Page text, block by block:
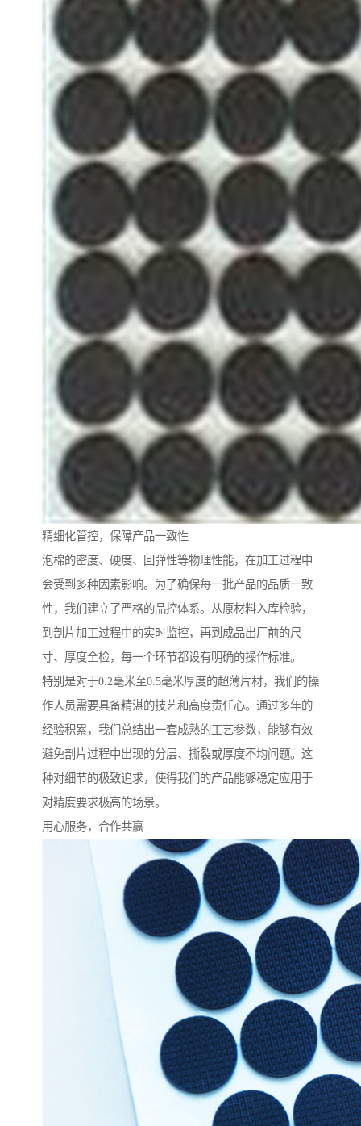
精细化管控，保障产品一致性
泡棉的密度、硬度、回弹性等物理性能，在加工过程中
会受到多种因素影响。为了确保每一批产品的品质一致
性，我们建立了严格的品控体系。从原材料入库检验，
到剖片加工过程中的实时监控，再到成品出厂前的尺
寸、厚度全检，每一个环节都设有明确的操作标准。
特别是对于0.2毫米至0.5毫米厚度的超薄片材，我们的操
作人员需要具备精湛的技艺和高度责任心。通过多年的
经验积累，我们总结出一套成熟的工艺参数，能够有效
避免剖片过程中出现的分层、撕裂或厚度不均问题。这
种对细节的极致追求，使得我们的产品能够稳定应用于
对精度要求极高的场景。
用心服务，合作共赢